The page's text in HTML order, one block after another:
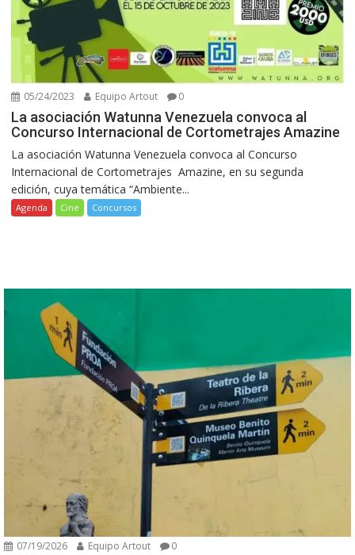
05/24/2023 Equipo Artout 0
La asociación Watunna Venezuela convoca al
Concurso Internacional de Cortometrajes Amazine
La asociación Watunna Venezuela convoca al Concurso
Internacional de Cortometrajes Amazine, en su segunda
edición, cuya temática “Ambiente...
Agenda Cine Concursos
07/19/2026 Equipo Artout 0